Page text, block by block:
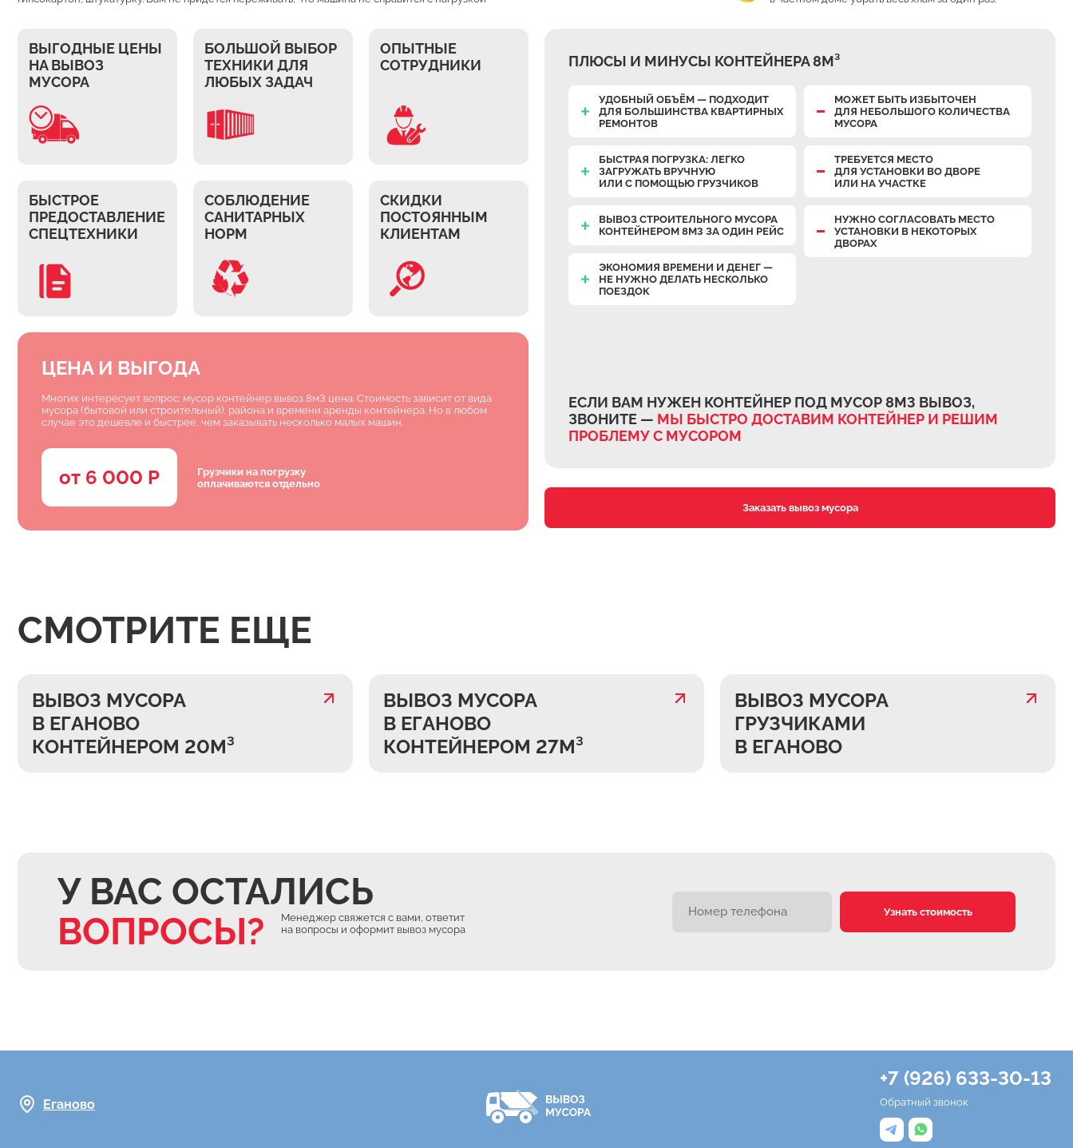
ВЫГОДНЫЕ ЦЕНЫ
НА ВЫВОЗ
МУСОРА
БОЛЬШОЙ ВЫБОР
ТЕХНИКИ ДЛЯ
ЛЮБЫХ ЗАДАЧ
ОПЫТНЫЕ
СОТРУДНИКИ
БЫСТРОЕ
ПРЕДОСТАВЛЕНИЕ
СПЕЦТЕХНИКИ
СОБЛЮДЕНИЕ
САНИТАРНЫХ
НОРМ
СКИДКИ
ПОСТОЯННЫМ
КЛИЕНТАМ
ЦЕНА И ВЫГОДА
Многих интересует вопрос: мусор контейнер вывоз 8м3 цена. Стоимость зависит от вида
мусора (бытовой или строительный), района и времени аренды контейнера. Но в любом
случае это дешевле и быстрее, чем заказывать несколько малых машин.
от 6 000 Р
Грузчики на погрузку
оплачиваются отдельно
ПЛЮСЫ И МИНУСЫ КОНТЕЙНЕРА 8М³
УДОБНЫЙ ОБЪЁМ — ПОДХОДИТ
ДЛЯ БОЛЬШИНСТВА КВАРТИРНЫХ
РЕМОНТОВ
БЫСТРАЯ ПОГРУЗКА: ЛЕГКО
ЗАГРУЖАТЬ ВРУЧНУЮ
ИЛИ С ПОМОЩЬЮ ГРУЗЧИКОВ
ВЫВОЗ СТРОИТЕЛЬНОГО МУСОРА
КОНТЕЙНЕРОМ 8М3 ЗА ОДИН РЕЙС
ЭКОНОМИЯ ВРЕМЕНИ И ДЕНЕГ —
НЕ НУЖНО ДЕЛАТЬ НЕСКОЛЬКО
ПОЕЗДОК
МОЖЕТ БЫТЬ ИЗБЫТОЧЕН
ДЛЯ НЕБОЛЬШОГО КОЛИЧЕСТВА
МУСОРА
ТРЕБУЕТСЯ МЕСТО
ДЛЯ УСТАНОВКИ ВО ДВОРЕ
ИЛИ НА УЧАСТКЕ
НУЖНО СОГЛАСОВАТЬ МЕСТО
УСТАНОВКИ В НЕКОТОРЫХ
ДВОРАХ
ЕСЛИ ВАМ НУЖЕН КОНТЕЙНЕР ПОД МУСОР 8М3 ВЫВОЗ,
ЗВОНИТЕ — МЫ БЫСТРО ДОСТАВИМ КОНТЕЙНЕР И РЕШИМ
ПРОБЛЕМУ С МУСОРОМ
Заказать вывоз мусора
СМОТРИТЕ ЕЩЕ
ВЫВОЗ МУСОРА
В ЕГАНОВО
КОНТЕЙНЕРОМ 20М³
ВЫВОЗ МУСОРА
В ЕГАНОВО
КОНТЕЙНЕРОМ 27М³
ВЫВОЗ МУСОРА
ГРУЗЧИКАМИ
В ЕГАНОВО
У ВАС ОСТАЛИСЬ
ВОПРОСЫ?
Менеджер свяжется с вами, ответит
на вопросы и оформит вывоз мусора
Узнать стоимость
Еганово
+7 (926) 633-30-13
Обратный звонок